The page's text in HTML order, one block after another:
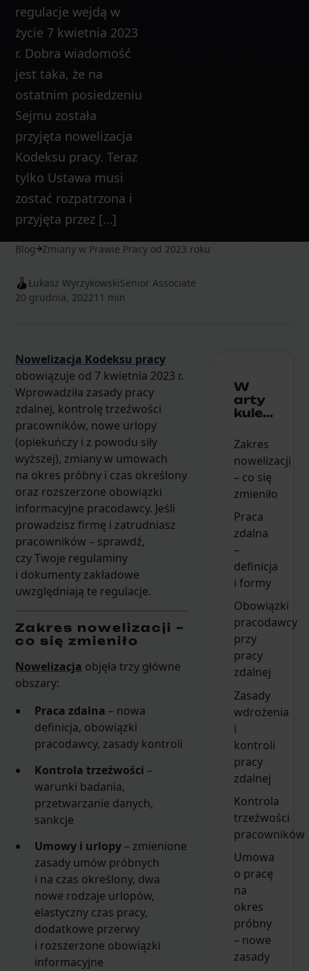
regulacje wejdą w
życie 7 kwietnia 2023
r. Dobra wiadomość
jest taka, że na
ostatnim posiedzeniu
Sejmu została
przyjęta nowelizacja
Kodeksu pracy. Teraz
tylko Ustawa musi
zostać rozpatrzona i
przyjęta przez […]
Blog Zmiany w Prawie Pracy od 2023 roku
Łukasz WyrzykowskiSenior Associate
20 grudnia, 202211 min
Nowelizacja Kodeksu pracy
obowiązuje od 7 kwietnia 2023 r.
Wprowadziła zasady pracy
zdalnej, kontrolę trzeźwości
pracowników, nowe urlopy
(opiekuńczy i z powodu siły
wyższej), zmiany w umowach
na okres próbny i czas określony
oraz rozszerzone obowiązki
informacyjne pracodawcy. Jeśli
prowadzisz firmę i zatrudniasz
pracowników – sprawdź,
czy Twoje regulaminy
i dokumenty zakładowe
uwzględniają te regulacje.
Zakres nowelizacji –
co się zmieniło
Nowelizacja objęła trzy główne
obszary:
Praca zdalna – nowa
definicja, obowiązki
pracodawcy, zasady kontroli
Kontrola trzeźwości –
warunki badania,
przetwarzanie danych,
sankcje
Umowy i urlopy – zmienione
zasady umów próbnych
i na czas określony, dwa
nowe rodzaje urlopów,
elastyczny czas pracy,
dodatkowe przerwy
i rozszerzone obowiązki
informacyjne
W
arty
kule...
Zakres
nowelizacji
– co się
zmieniło
Praca
zdalna
–
definicja
i formy
Obowiązki
pracodawcy
przy
pracy
zdalnej
Zasady
wdrożenia
i
kontroli
pracy
zdalnej
Kontrola
trzeźwości
pracowników
Umowa
o pracę
na
okres
próbny
– nowe
zasady